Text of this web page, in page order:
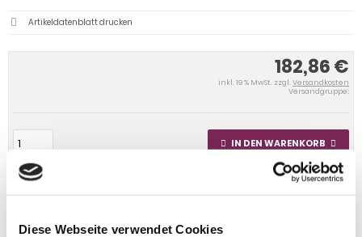
Diese Webseite verwendet Cookies
182,86 €
inkl. 19 % MwSt. zzgl. Versandkosten
Versandgruppe:
IN DEN WARENKORB
Artikeldatenblatt drucken